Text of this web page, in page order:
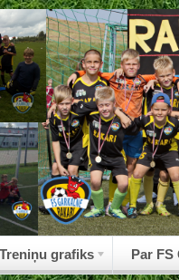
Treniņu grafiks Par FS